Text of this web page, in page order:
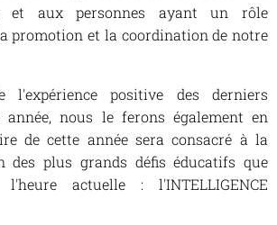
et aux personnes ayant un rôle
promotion et la coordination de notre
l'expérience positive des derniers
année, nous le ferons également en
de cette année sera consacré à la
des plus grands défis éducatifs que
actuelle : l'INTELLIGENCE